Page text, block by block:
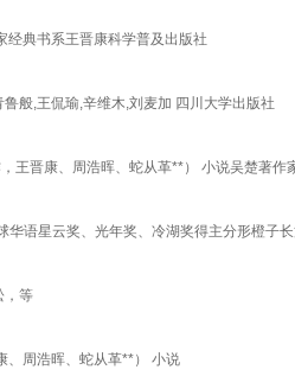
经典书系王晋康科学普及出版社
般,王侃瑜,辛维木,刘麦加 四川大学出版社
王晋康、周浩晖、蛇从革**） 小说吴楚著
华语星云奖、光年奖、冷湖奖得主分形橙
，等
、周浩晖、蛇从革**） 小说